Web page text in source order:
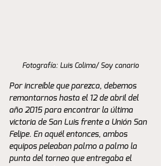
Fotografía: Luis Colima/ Soy canario
Por increíble que parezca, debemos
remontarnos hasta el 12 de abril del
año 2015 para encontrar la última
victoria de San Luis frente a Unión San
Felipe. En aquél entonces, ambos
equipos peleaban palmo a palmo la
punta del torneo que entregaba el